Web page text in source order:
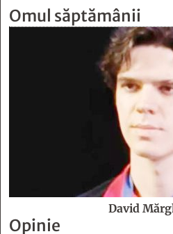
Omul săptămânii
David
Opinie